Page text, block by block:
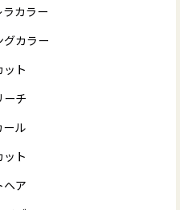
ラカラー
グカラー
ット
ーチ
ール
ット
ヘア